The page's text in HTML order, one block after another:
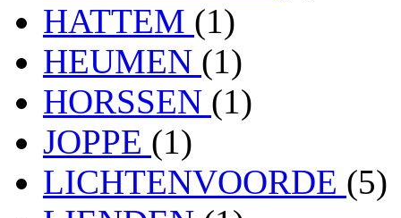
HATTEM (1)
HEUMEN (1)
HORSSEN (1)
JOPPE (1)
LICHTENVOORDE (5)